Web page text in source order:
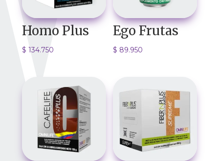
Homo Plus
$ 134.750
Ego Frutas
$ 89.950